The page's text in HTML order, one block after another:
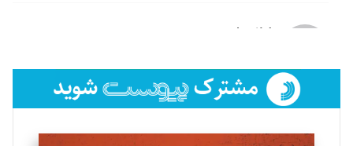
لیلا حنارود
فائزه فتحی رستمی
تحریریه